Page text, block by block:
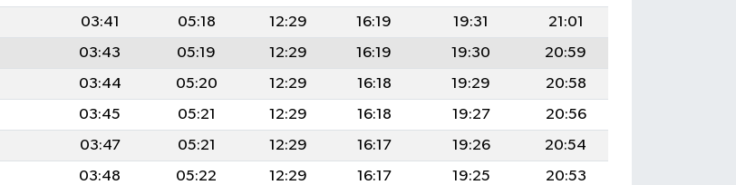
03:41 05:18 12:29 16:19 19:31
21:01
03:43 05:19 12:29 16:19 19:30
20:59
03:44 05:20 12:29 16:18 19:29
20:58
03:45 05:21 12:29 16:18 19:27
20:56
03:47 05:21 12:29 16:17 19:26
20:54
03:48 05:22 12:29 16:17 19:25
20:53